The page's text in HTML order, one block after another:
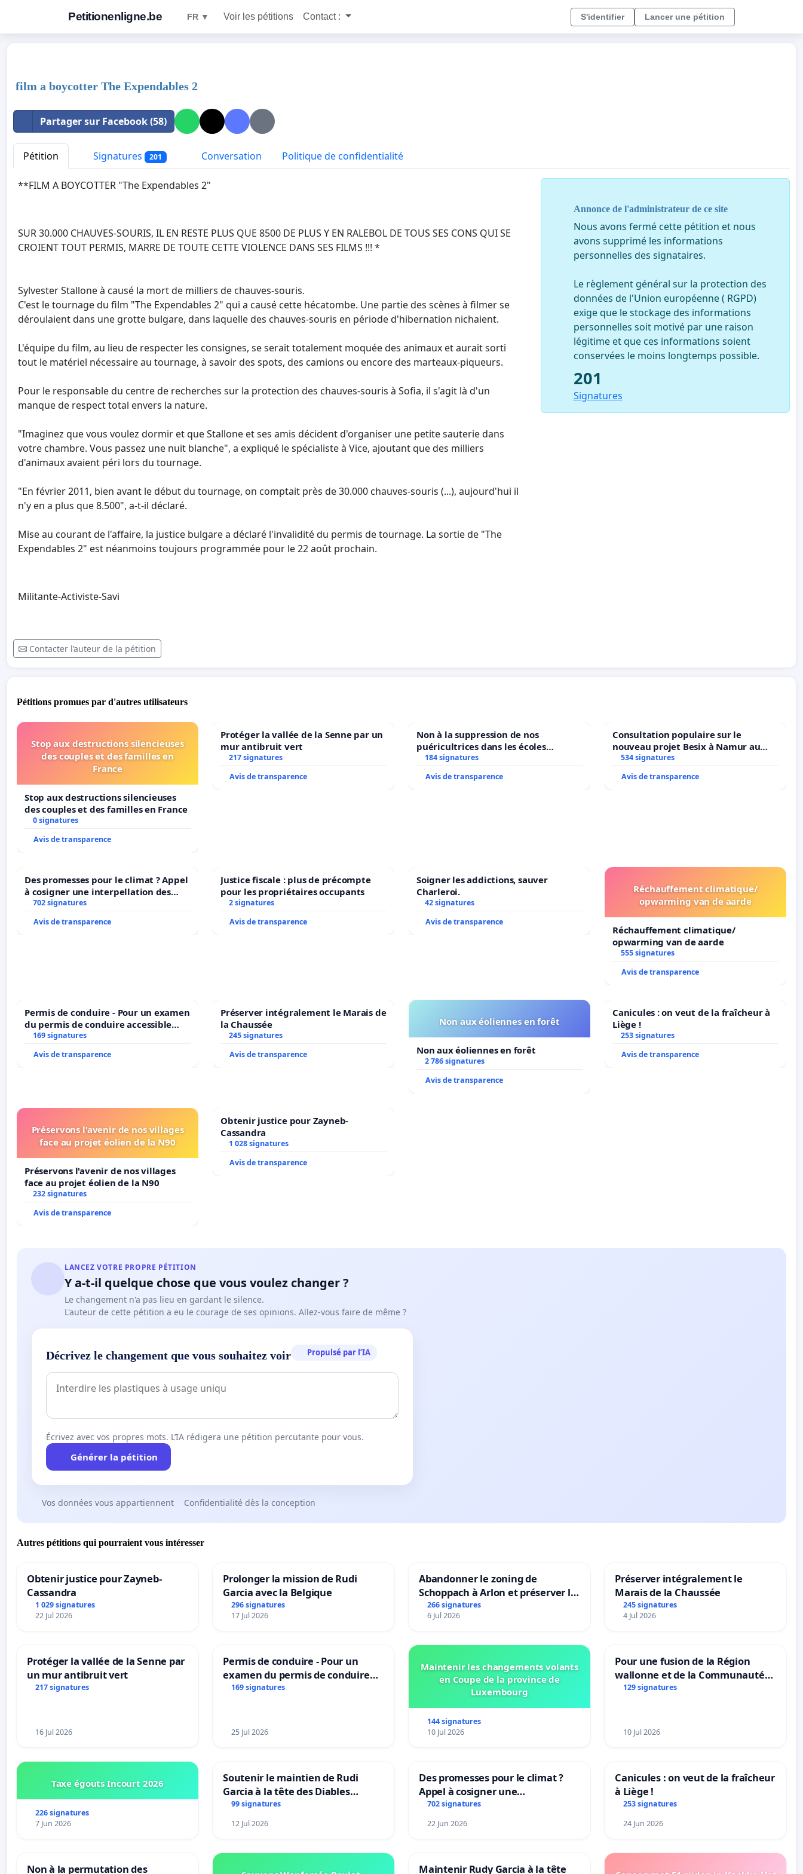
Petitionenligne.be FR ▼ Voir les pétitions Contact : S'identifier Lancer une pétition
film a boycotter The Expendables 2
Partager sur Facebook (58)
Pétition Signatures 201 Conversation Politique de confidentialité
**FILM A BOYCOTTER "The Expendables 2"
SUR 30.000 CHAUVES-SOURIS, IL EN RESTE PLUS QUE 8500 DE PLUS Y EN RALEBOL DE TOUS SES CONS QUI SE
CROIENT TOUT PERMIS, MARRE DE TOUTE CETTE VIOLENCE DANS SES FILMS !!! *
Sylvester Stallone à causé la mort de milliers de chauves-souris.
C'est le tournage du film "The Expendables 2" qui a causé cette hécatombe. Une partie des scènes à filmer se
déroulaient dans une grotte bulgare, dans laquelle des chauves-souris en période d'hibernation nichaient.
L'équipe du film, au lieu de respecter les consignes, se serait totalement moquée des animaux et aurait sorti
tout le matériel nécessaire au tournage, à savoir des spots, des camions ou encore des marteaux-piqueurs.
Pour le responsable du centre de recherches sur la protection des chauves-souris à Sofia, il s'agit là d'un
manque de respect total envers la nature.
"Imaginez que vous voulez dormir et que Stallone et ses amis décident d'organiser une petite sauterie dans
votre chambre. Vous passez une nuit blanche", a expliqué le spécialiste à Vice, ajoutant que des milliers
d'animaux avaient péri lors du tournage.
"En février 2011, bien avant le début du tournage, on comptait près de 30.000 chauves-souris (...), aujourd'hui il
n'y en a plus que 8.500", a-t-il déclaré.
Mise au courant de l'affaire, la justice bulgare a déclaré l'invalidité du permis de tournage. La sortie de "The
Expendables 2" est néanmoins toujours programmée pour le 22 août prochain.
Militante-Activiste-Savi
Contacter l’auteur de la pétition
Annonce de l'administrateur de ce site
Nous avons fermé cette pétition et nous
avons supprimé les informations
personnelles des signataires.
Le règlement général sur la protection des
données de l'Union européenne ( RGPD)
exige que le stockage des informations
personnelles soit motivé par une raison
légitime et que ces informations soient
conservées le moins longtemps possible.
201
Signatures
Pétitions promues par d'autres utilisateurs
Stop aux destructions silencieuses
des couples et des familles en
France
Stop aux destructions silencieuses
des couples et des familles en France
0 signatures
Avis de transparence
Protéger la vallée de la Senne par un
mur antibruit vert
217 signatures
Avis de transparence
Non à la suppression de nos
puéricultrices dans les écoles
communale de Flémalle !
184 signatures
Avis de transparence
Consultation populaire sur le
nouveau projet Besix à Namur au
Parc Léopold ?
534 signatures
Avis de transparence
Des promesses pour le climat ? Appel
à cosigner une interpellation des
ministres wallons du climat et de
702 signatures
Avis de transparence
Justice fiscale : plus de précompte
pour les propriétaires occupants
2 signatures
Avis de transparence
Soigner les addictions, sauver
Charleroi.
42 signatures
Avis de transparence
Réchauffement climatique/
opwarming van de aarde
Réchauffement climatique/
opwarming van de aarde
555 signatures
Avis de transparence
Permis de conduire - Pour un examen
du permis de conduire accessible
dans plusieurs langues à Bruxelles
169 signatures
Avis de transparence
Préserver intégralement le Marais de
la Chaussée
245 signatures
Avis de transparence
Non aux éoliennes en forêt
Non aux éoliennes en forêt
2 786 signatures
Avis de transparence
Canicules : on veut de la fraîcheur à
Liège !
253 signatures
Avis de transparence
Préservons l'avenir de nos villages
face au projet éolien de la N90
Préservons l'avenir de nos villages
face au projet éolien de la N90
232 signatures
Avis de transparence
Obtenir justice pour Zayneb-
Cassandra
1 028 signatures
Avis de transparence
LANCEZ VOTRE PROPRE PÉTITION
Y a-t-il quelque chose que vous voulez changer ?
Le changement n'a pas lieu en gardant le silence.
L'auteur de cette pétition a eu le courage de ses opinions. Allez-vous faire de même ?
Décrivez le changement que vous souhaitez voir Propulsé par l’IA
Écrivez avec vos propres mots. L’IA rédigera une pétition percutante pour vous.
Générer la pétition
Vos données vous appartiennent Confidentialité dès la conception
Autres pétitions qui pourraient vous intéresser
Obtenir justice pour Zayneb-
Cassandra
1 029 signatures
22 Jul 2026
Prolonger la mission de Rudi
Garcia avec la Belgique
296 signatures
17 Jul 2026
Abandonner le zoning de
Schoppach à Arlon et préserver le
site naturel
266 signatures
6 Jul 2026
Préserver intégralement le
Marais de la Chaussée
245 signatures
4 Jul 2026
Protéger la vallée de la Senne par
un mur antibruit vert
217 signatures
16 Jul 2026
Permis de conduire - Pour un
examen du permis de conduire
accessible dans plusieurs langues
169 signatures
25 Jul 2026
Maintenir les changements volants
en Coupe de la province de
Luxembourg
144 signatures
10 Jul 2026
Pour une fusion de la Région
wallonne et de la Communauté
française (Fédération Wallonie-
129 signatures
10 Jul 2026
Taxe égouts Incourt 2026
226 signatures
7 Jun 2026
Soutenir le maintien de Rudi
Garcia à la tête des Diables
Rouges |Teken voor het behoud
van Rudi Garcia als bondscoach
99 signatures
12 Jul 2026
Des promesses pour le climat ?
Appel à cosigner une
interpellation des ministres
wallons du climat et de
l’environnement.
702 signatures
22 Jun 2026
Canicules : on veut de la fraîcheur
à Liège !
253 signatures
24 Jun 2026
Non à la permutation des
Maintenir Rudy Garcia à la tête